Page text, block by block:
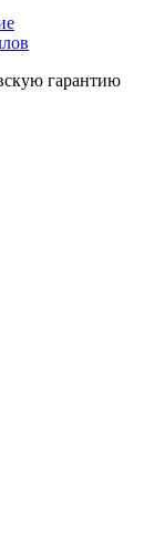
гарантию